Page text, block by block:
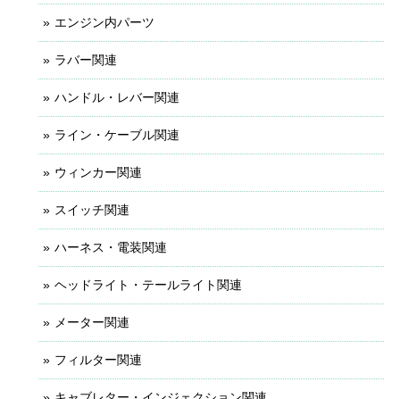
エンジン内パーツ
ラバー関連
ハンドル・レバー関連
ライン・ケーブル関連
ウィンカー関連
スイッチ関連
ハーネス・電装関連
ヘッドライト・テールライト関連
メーター関連
フィルター関連